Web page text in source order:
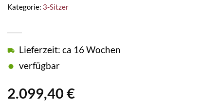
2.099,40 €
Lieferzeit: ca 16 Wochen
verfügbar
Kategorie: 3-Sitzer